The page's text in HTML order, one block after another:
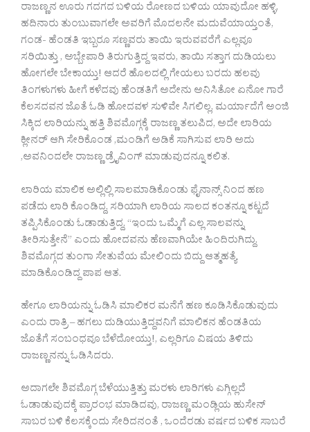
ರಾಜಣ್ಣನ ಊರು ಗದಗದ ಬಳಿಯ ರೋಣದ ಬಳಿಯ ಯಾವುದೋ ಹಳ್ಳಿ,
ಹದಿನಾರು ತುಂಬುವಾಗಲೇ ಅವರಿಗೆ ಮೊದಲನೇ ಮದುವೆಯಾಯ್ತಂತೆ,
ಗಂಡ- ಹೆಂಡತಿ ಇಬ್ಬರೂ ಸಣ್ಣವರು ತಾಯಿ ಇರುವವರೆಗೆ ಎಲ್ಲವೂ
ಸರಿಯಿತ್ತು , ಅಬ್ಬೇಪಾರಿ ತಿರುಗುತ್ತಿದ್ದ ಇವರು, ತಾಯಿ ಸತ್ತಾಗ ದುಡಿಯಲು
ಹೋಗಲೇ ಬೇಕಾಯ್ತು! ಆದರೆ ಹೊಲದಲ್ಲಿ ಗೇಯಲು ಬರದು ಹಲವು
ತಿಂಗಳುಗಳು ಹೀಗೆ ಕಳೆದವು ಹೆಂಡತಿಗೆ ಅದೇನು ಅನಿಸಿತೋ ಏನೋ ಗಾರೆ
ಕೆಲಸದವನ ಜೊತೆ ಓಡಿ ಹೋದವಳ ಸುಳಿವೇ ಸಿಗಲಿಲ್ಲ, ಮರ್ಯಾದೆಗೆ ಅಂಜಿ
ಸಿಕ್ಕಿದ ಲಾರಿಯನ್ನು ಹತ್ತಿ ಶಿವಮೊಗ್ಗಕ್ಕೆ ರಾಜಣ್ಣ ತಲುಪಿದ, ಅದೇ ಲಾರಿಯ
ಕ್ಲೀನರ್ ಆಗಿ ಸೇರಿಕೊಂಡ ,ಮಂಡಿಗೆ ಅಡಿಕೆ ಸಾಗಿಸುವ ಲಾರಿ ಅದು
,ಅವನಿಂದಲೇ ರಾಜಣ್ಣ ಡ್ರೈವಿಂಗ್ ಮಾಡುವುದನ್ನೂ ಕಲಿತ.
ಲಾರಿಯ ಮಾಲಿಕ ಅಲ್ಲಿಲ್ಲಿ ಸಾಲಮಾಡಿಕೊಂಡು ಫೈನಾನ್ಸ್ ನಿಂದ ಹಣ
ಪಡೆದು ಲಾರಿ ಕೊಂಡಿದ್ದ, ಸರಿಯಾಗಿ ಲಾರಿಯ ಸಾಲದ ಕಂತನ್ನೂ ಕಟ್ಟದೆ
ತಪ್ಪಿಸಿಕೊಂಡು ಓಡಾಡುತ್ತಿದ್ದ, “ಇಂದು ಒಮ್ಮೆಗೆ ಎಲ್ಲ ಸಾಲವನ್ನು
ತೀರಿಸುತ್ತೇನೆ” ಎಂದು ಹೋದವನು ಹೆಣವಾಗಿಯೇ ಹಿಂದಿರುಗಿದ್ದು.
ಶಿವಮೊಗ್ಗದ ತುಂಗಾ ಸೇತುವೆಯ ಮೇಲಿಂದು ಬಿದ್ದು ಆತ್ಮಹತ್ಯೆ
ಮಾಡಿಕೊಂಡಿದ್ದ ಪಾಪ ಆತ.
ಹೇಗೂ ಲಾರಿಯನ್ನು ಓಡಿಸಿ ಮಾಲಿಕರ ಮನೆಗೆ ಹಣ ಕೂಡಿಸಿಕೊಡುವುದು
ಎಂದು ರಾತ್ರಿ – ಹಗಲು ದುಡಿಯುತ್ತಿದ್ದವನಿಗೆ ಮಾಲಿಕನ ಹೆಂಡತಿಯ
ಜೊತೆಗೆ ಸಂಬಂಧವೂ ಬೆಳೆದೋಯ್ತು!, ಎಲ್ಲರಿಗೂ ವಿಷಯ ತಿಳಿದು
ರಾಜಣ್ಣನನ್ನು ಓಡಿಸಿದರು.
ಅದಾಗಲೇ ಶಿವಮೊಗ್ಗ ಬೆಳೆಯುತ್ತಿತ್ತು ಮರಳು ಲಾರಿಗಳು ಎಗ್ಗಿಲ್ಲದೆ
ಓಡಾಡುವುದಕ್ಕೆ ಪ್ರಾರಂಭ ಮಾಡಿದವು, ರಾಜಣ್ಣ ಮಂಡ್ಲಿಯ ಹುಸೇನ್
ಸಾಬರ ಬಳಿ ಕೆಲಸಕ್ಕೆಂದು ಸೇರಿದನಂತೆ , ಒಂದೆರಡು ವರ್ಷದ ಬಳಿಕ ಸಾಬರೆ